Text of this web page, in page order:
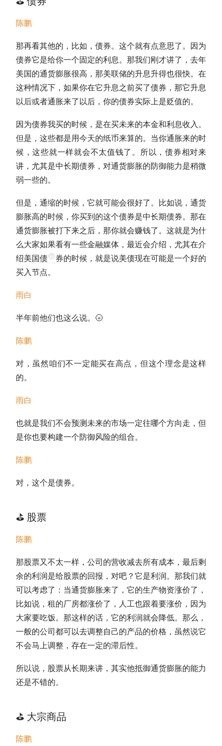
陈鹏
那再看其他的，比如，债券。 这个就有点意思了。因为
债券它是给你一个固定的利息。那我们刚才讲了，去年
美国的通货膨胀很高，那美联储的升息升得也很快。在
这种情况下，如果你在它升息之前买了债券，那它升息
以后或者通胀来了以后，你的债券实际上是贬值的。
因为债券我买的时候，是在买未来的本金和利息收入。
但是，这些都是用今天的纸币来算的。当你通胀来的时
候，这些就一样就会不太值钱了。所以，债券相对来
讲，尤其是中长期债券，对通货膨胀的防御能力是稍微
弱一些的。
但是，通缩的时候，它就可能会很好了。比如说，通货
膨胀高的时候，你买到的这个债券是中长期债券。那在
通货膨胀被打下来之后，那你就会赚钱了。这就是为什
么大家如果看有一些金融媒体，最近会介绍，尤其在介
绍美国债
券的时候，就是说美债现在可能是一个好的
买入节点。
雨白
半年前他们也这么说。🌝
陈鹏
对，虽然咱们不一定能买在高点，但这个理念是这样
的。
雨白
也就是我们不会预测未来的市场一定往哪个方向走，但
是你也要构建一个防御风险的组合。
陈鹏
对，这个是债券。
⛳️ 股票
陈鹏
那股票又不太一样，公司的营收减去所有成本，最后剩
余的利润是给股票的回报，对吧？它是利润。那我们就
可以考虑了：当通货膨胀来了，它的生产物资涨价了，
比如说，租的厂房都涨价了，人工也跟着要涨价，因为
大家要吃饭。那这样的话，它的利润就会降低。那么，
一般的公司都可以去调整自己的产品的价格，虽然说它
不会马上调整，存在一定的滞后性。
所以说，股票从长期来讲，其实他抵御通货膨胀的能力
还是不错的。
⛳️ 大宗商品
陈鹏